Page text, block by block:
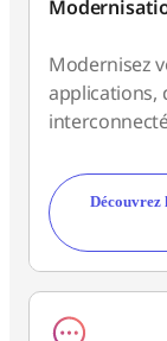
Modernisez
applications,
Découvrez